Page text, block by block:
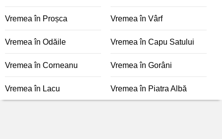
Vremea în Proșca Vremea în Vârf
Vremea în Odăile Vremea în Capu Satului
Vremea în Corneanu Vremea în Gorâni
Vremea în Lacu Vremea în Piatra Albă